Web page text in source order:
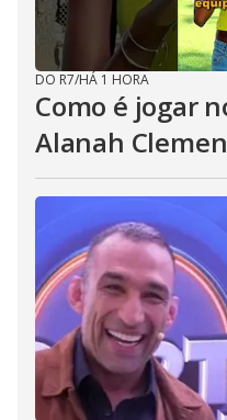
DO R7/HÁ 1 HORA
Como é jogar
Alanah